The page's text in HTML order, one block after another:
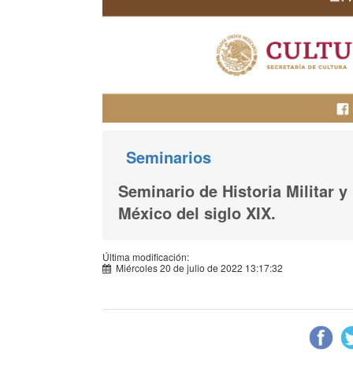
Seminarios
Seminario de Historia Militar
México del siglo XIX.
Última modificación:
Miércoles 20 de julio de 2022 13:17:32